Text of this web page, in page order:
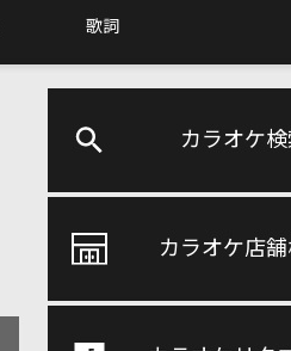
歌詞
カラオケ検
カラオケ店